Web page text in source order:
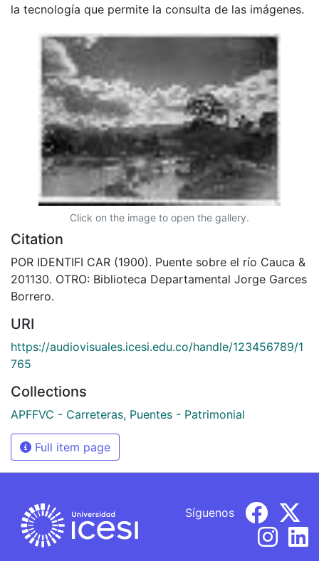
la tecnología que permite la consulta de las imágenes.
Click on the image to open the gallery.
Citation
POR IDENTIFI CAR (1900). Puente sobre el río Cauca &
201130. OTRO: Biblioteca Departamental Jorge Garces
Borrero.
URI
https://audiovisuales.icesi.edu.co/handle/123456789/1
765
Collections
APFFVC - Carreteras, Puentes - Patrimonial
Full item page
Síguenos